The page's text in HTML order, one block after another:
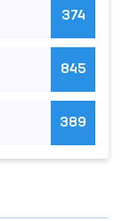
374
845
389